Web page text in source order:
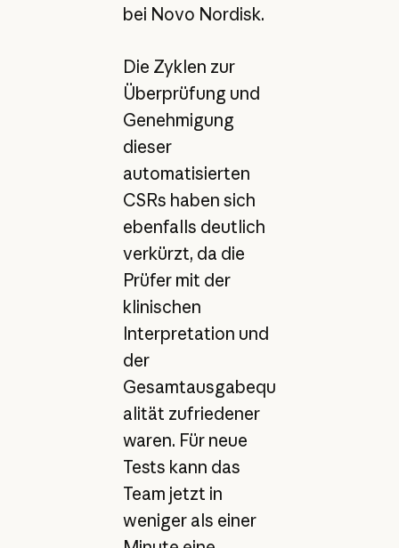
bei Novo Nordisk.
Die Zyklen zur
Überprüfung und
Genehmigung
dieser
automatisierten
CSRs haben sich
ebenfalls deutlich
verkürzt, da die
Prüfer mit der
klinischen
Interpretation und
der
Gesamtausgabequ
alität zufriedener
waren. Für neue
Tests kann das
Team jetzt in
weniger als einer